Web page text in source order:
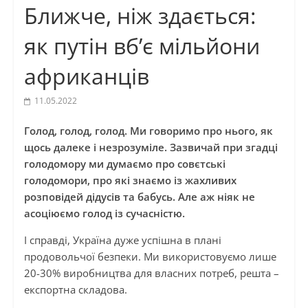
Ближче, ніж здається:
як путін вб’є мільйони
африканців
11.05.2022
Голод, голод, голод. Ми говоримо про нього, як
щось далеке і незрозуміле. Зазвичай при згадці
голодомору ми думаємо про совєтські
голодомори, про які знаємо із жахливих
розповідей дідусів та бабусь. Але аж ніяк не
асоціюємо голод із сучасністю.
І справді, Україна дуже успішна в плані
продовольчої безпеки. Ми використовуємо лише
20-30% виробництва для власних потреб, решта –
експортна складова.